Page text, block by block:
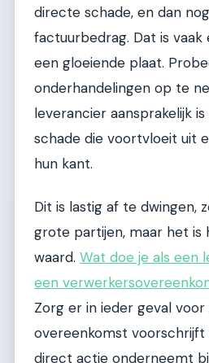
directe schade, en dan
factuurbedrag. Dat is
een gloeiende plaat.
onderhandelingen op te
leverancier aansprakelijk
schade die voortvloeit uit
hun kant.
Dit is lastig af te dwingen,
grote partijen, maar het
waard. Wat doe je als een
een
Zorg er in ieder geval
overeenkomst
direct actie onderneemt